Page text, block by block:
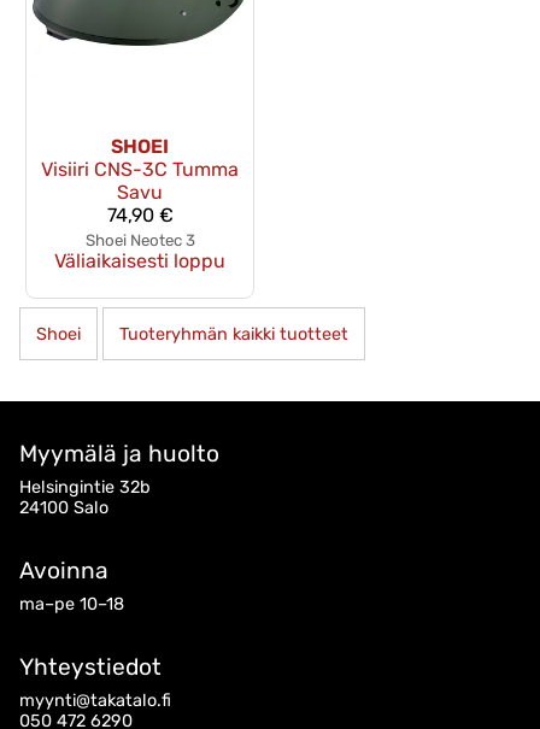
SHOEI
Visiiri CNS-3C Tumma
Savu
74,90 €
Shoei Neotec 3
Väliaikaisesti loppu
Shoei Tuoteryhmän kaikki tuotteet
Myymälä ja huolto
Helsingintie 32b
24100 Salo
Avoinna
ma–pe 10–18
Yhteystiedot
myynti@takatalo.fi
050 472 6290